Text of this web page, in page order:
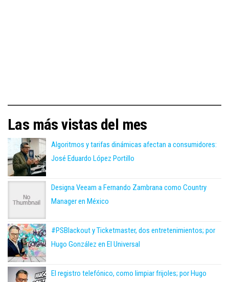
Las más vistas del mes
Algoritmos y tarifas dinámicas afectan a consumidores:
José Eduardo López Portillo
Designa Veeam a Fernando Zambrana como Country
Manager en México
#PSBlackout y Ticketmaster, dos entretenimientos; por
Hugo González en El Universal
El registro telefónico, como limpiar frijoles; por Hugo